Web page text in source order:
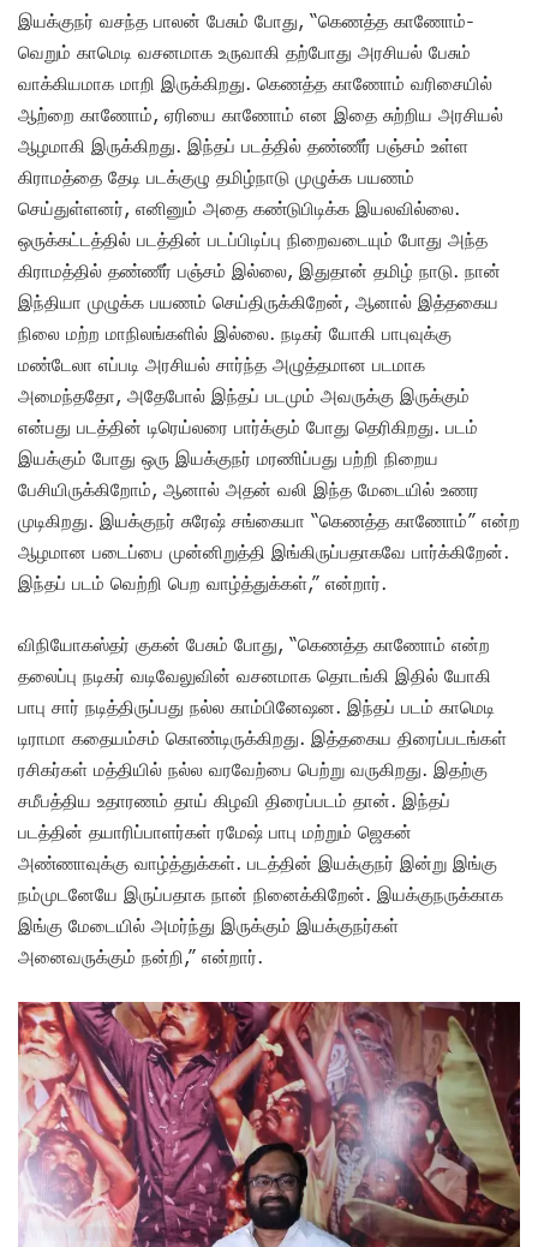
இயக்குநர் வசந்த பாலன் பேசும் போது, “கெணத்த காணோம்-
வெறும் காமெடி வசனமாக உருவாகி தற்போது அரசியல் பேசும்
வாக்கியமாக மாறி இருக்கிறது. கெணத்த காணோம் வரிசையில்
ஆற்றை காணோம், ஏரியை காணோம் என இதை சுற்றிய அரசியல்
ஆழமாகி இருக்கிறது. இந்தப் படத்தில் தண்ணீர் பஞ்சம் உள்ள
கிராமத்தை தேடி படக்குழு தமிழ்நாடு முழுக்க பயணம்
செய்துள்ளனர், எனினும் அதை கண்டுபிடிக்க இயலவில்லை.
ஒருக்கட்டத்தில் படத்தின் படப்பிடிப்பு நிறைவடையும் போது அந்த
கிராமத்தில் தண்ணீர் பஞ்சம் இல்லை, இதுதான் தமிழ் நாடு. நான்
இந்தியா முழுக்க பயணம் செய்திருக்கிறேன், ஆனால் இத்தகைய
நிலை மற்ற மாநிலங்களில் இல்லை. நடிகர் யோகி பாபுவுக்கு
மண்டேலா எப்படி அரசியல் சார்ந்த அழுத்தமான படமாக
அமைந்ததோ, அதேபோல் இந்தப் படமும் அவருக்கு இருக்கும்
என்பது படத்தின் டிரெய்லரை பார்க்கும் போது தெரிகிறது. படம்
இயக்கும் போது ஒரு இயக்குநர் மரணிப்பது பற்றி நிறைய
பேசியிருக்கிறோம், ஆனால் அதன் வலி இந்த மேடையில் உணர
முடிகிறது. இயக்குநர் சுரேஷ் சங்கையா “கெணத்த காணோம்” என்ற
ஆழமான படைப்பை முன்னிறுத்தி இங்கிருப்பதாகவே பார்க்கிறேன்.
இந்தப் படம் வெற்றி பெற வாழ்த்துக்கள்,” என்றார்.
விநியோகஸ்தர் குகன் பேசும் போது, “கெணத்த காணோம் என்ற
தலைப்பு நடிகர் வடிவேலுவின் வசனமாக தொடங்கி இதில் யோகி
பாபு சார் நடித்திருப்பது நல்ல காம்பினேஷன. இந்தப் படம் காமெடி
டிராமா கதையம்சம் கொண்டிருக்கிறது. இத்தகைய திரைப்படங்கள்
ரசிகர்கள் மத்தியில் நல்ல வரவேற்பை பெற்று வருகிறது. இதற்கு
சமீபத்திய உதாரணம் தாய் கிழவி திரைப்படம் தான். இந்தப்
படத்தின் தயாரிப்பாளர்கள் ரமேஷ் பாபு மற்றும் ஜெகன்
அண்ணாவுக்கு வாழ்த்துக்கள். படத்தின் இயக்குநர் இன்று இங்கு
நம்முடனேயே இருப்பதாக நான் நினைக்கிறேன். இயக்குநருக்காக
இங்கு மேடையில் அமர்ந்து இருக்கும் இயக்குநர்கள்
அனைவருக்கும் நன்றி,” என்றார்.